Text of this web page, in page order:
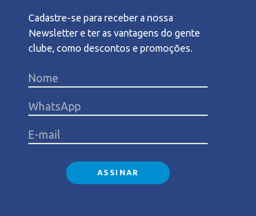
Cadastre-se para receber a nossa
Newsletter e ter as vantagens do gente
clube, como descontos e promoções.